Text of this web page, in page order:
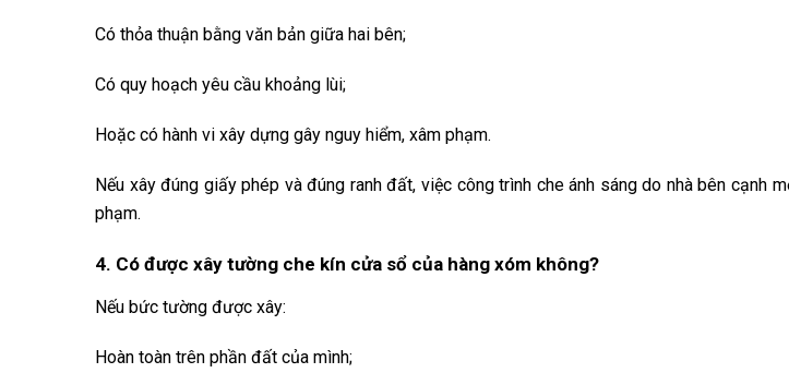
Có thỏa thuận bằng văn bản giữa hai bên;
Có quy hoạch yêu cầu khoảng lùi;
Hoặc có hành vi xây dựng gây nguy hiểm, xâm phạm.
Nếu xây đúng giấy phép và đúng ranh đất, việc công trình che ánh sáng do nhà bên cạnh
phạm.
4. Có được xây tường che kín cửa sổ của hàng xóm không?
Nếu bức tường được xây:
Hoàn toàn trên phần đất của mình;